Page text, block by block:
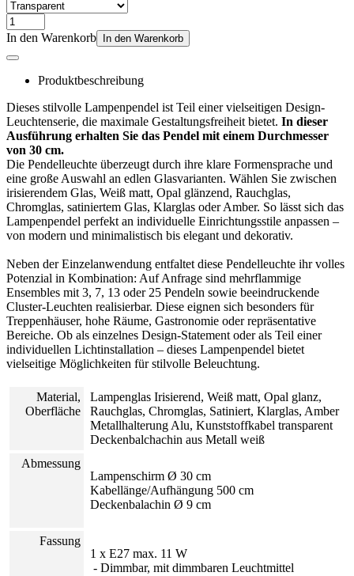
In den Warenkorb In den Warenkorb
Produktbeschreibung
Dieses stilvolle Lampenpendel ist Teil einer vielseitigen Design-
Leuchtenserie, die maximale Gestaltungsfreiheit bietet. In dieser
Ausführung erhalten Sie das Pendel mit einem Durchmesser
von 30 cm.
Die Pendelleuchte überzeugt durch ihre klare Formensprache und
eine große Auswahl an edlen Glasvarianten. Wählen Sie zwischen
irisierendem Glas, Weiß matt, Opal glänzend, Rauchglas,
Chromglas, satiniertem Glas, Klarglas oder Amber. So lässt sich das
Lampenpendel perfekt an individuelle Einrichtungsstile anpassen –
von modern und minimalistisch bis elegant und dekorativ.
Neben der Einzelanwendung entfaltet diese Pendelleuchte ihr volles
Potenzial in Kombination: Auf Anfrage sind mehrflammige
Ensembles mit 3, 7, 13 oder 25 Pendeln sowie beeindruckende
Cluster-Leuchten realisierbar. Diese eignen sich besonders für
Treppenhäuser, hohe Räume, Gastronomie oder repräsentative
Bereiche. Ob als einzelnes Design-Statement oder als Teil einer
individuellen Lichtinstallation – dieses Lampenpendel bietet
vielseitige Möglichkeiten für stilvolle Beleuchtung.
Material,
Oberfläche
Lampenglas Irisierend, Weiß matt, Opal glanz,
Rauchglas, Chromglas, Satiniert, Klarglas, Amber
Metallhalterung Alu, Kunststoffkabel transparent
Deckenbalchachin aus Metall weiß
Abmessung
Lampenschirm Ø 30 cm
Kabellänge/Aufhängung 500 cm
Deckenbalachin Ø 9 cm
Fassung
1 x E27 max. 11 W
- Dimmbar, mit dimmbaren Leuchtmittel